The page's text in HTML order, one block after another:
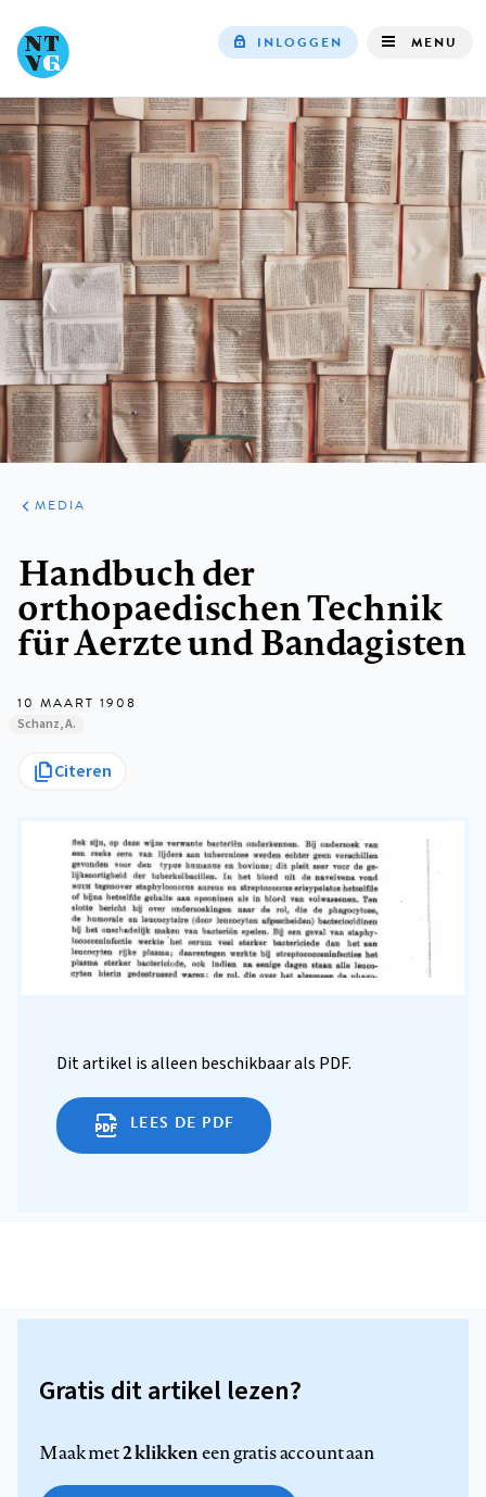
navigation
INLOGGEN MENU
ARTIKELEN
VARIA
MEDIA
Handbuch der
orthopaedischen Technik
für Aerzte und Bandagisten
10 MAART 1908
Schanz, A.
Citeren
Dit artikel is alleen beschikbaar als PDF.
LEES DE PDF
Gratis dit artikel lezen?
Maak met2 klikkeneen gratis account aan